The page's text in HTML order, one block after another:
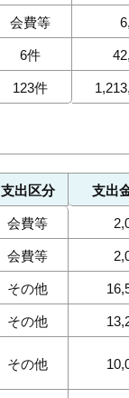
会費等
6件
123件
支出区分 支出
会費等
会費等
その他
その他
その他